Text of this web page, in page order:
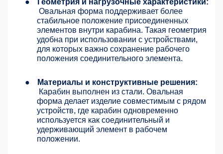
Овальная форма поддерживает более
стабильное положение присоединенных
элементов внутри карабина. Такая геометрия
удобна при использовании с устройствами,
для которых важно сохранение рабочего
положения соединительного элемента.
●
Материалы и конструктивные решения:
Карабин выполнен из стали. Овальная
форма делает изделие совместимым с рядом
устройств, где карабин одновременно
используется как соединительный и
удерживающий элемент в рабочем
положении.